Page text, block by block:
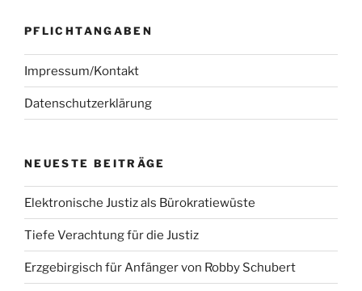
PFLICHTANGABEN
Impressum/Kontakt
Datenschutzerklärung
NEUESTE BEITRÄGE
Elektronische Justiz als Bürokratiewüste
Tiefe Verachtung für die Justiz
Erzgebirgisch für Anfänger von Robby Schubert